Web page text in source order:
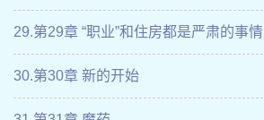
29.第29章 “职业”和住房都是严肃的事情
30.第30章 新的开始